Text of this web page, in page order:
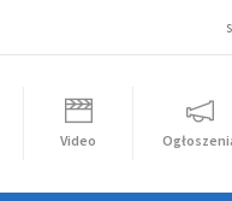
Video